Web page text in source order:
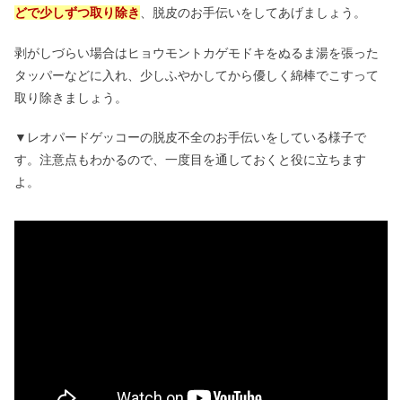
どで少しずつ取り除き
、脱皮のお手伝いをしてあげましょう。
剥がしづらい場合はヒョウモントカゲモドキをぬるま湯を張った
タッパーなどに入れ、少しふやかしてから優しく綿棒でこすって
取り除きましょう。
▼レオパードゲッコーの脱皮不全のお手伝いをしている様子で
す。注意点もわかるので、一度目を通しておくと役に立ちます
よ。